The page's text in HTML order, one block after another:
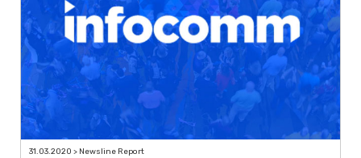
31.03.2020 > Newsline Report